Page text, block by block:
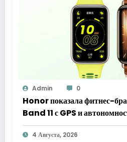
Admin 0
Honor показала фитнес-
Band 11 с GPS и
4 Августа, 2026